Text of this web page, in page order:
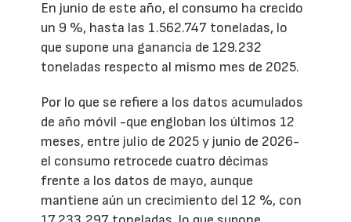
En junio de este año, el consumo ha crecido
un 9 %, hasta las 1.562.747 toneladas, lo
que supone una ganancia de 129.232
toneladas respecto al mismo mes de 2025.
Por lo que se refiere a los datos acumulados
de año móvil -que engloban los últimos 12
meses, entre julio de 2025 y junio de 2026-
el consumo retrocede cuatro décimas
frente a los datos de mayo, aunque
mantiene aún un crecimiento del 12 %, con